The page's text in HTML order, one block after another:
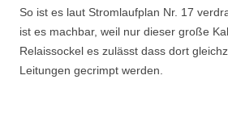
So ist es laut Stromlaufplan Nr. 17
ist es machbar, weil nur dieser große
Relaissockel es zulässt dass dort
Leitungen gecrimpt werden.